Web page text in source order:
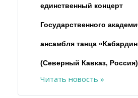
единственный концерт
Государственного
ансамбля танца
(Северный Кавказ,
Читать новость »